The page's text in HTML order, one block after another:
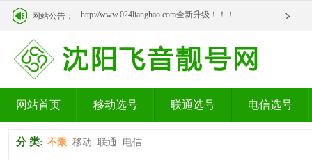
网站公告： http://www.024lianghao.com全新升级！！！
网站首页 移动选号 联通选号 电信选号
分 类: 不限 移动 联通 电信